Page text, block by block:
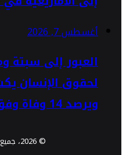
أغسطس 7, 2026
العبور إلى سبتة
لحقوق الإنسان
ويرصد 14 وفاة وفق المعطيات المغربية
© 2026، جميع الحقوق محفوظة